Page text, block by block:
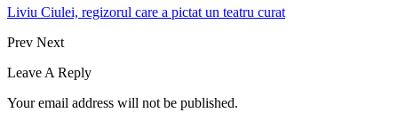
Liviu Ciulei, regizorul care a pictat un teatru curat
Prev Next
Leave A Reply
Your email address will not be published.